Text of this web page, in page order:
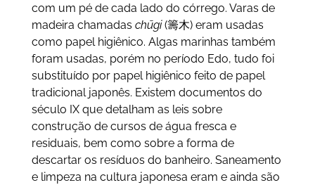
com um pé de cada lado do córrego. Varas de
madeira chamadas chūgi(籌木) eram usadas
como papel higiênico. Algas marinhas também
foram usadas, porém no período Edo, tudo foi
substituído por papel higiênico feito de papel
tradicional japonês. Existem documentos do
século IX que detalham as leis sobre
construção de cursos de água fresca e
residuais, bem como sobre a forma de
descartar os resíduos do banheiro. Saneamento
e limpeza na cultura japonesa eram e ainda são